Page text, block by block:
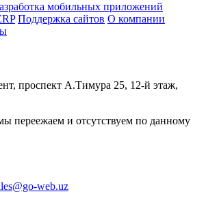
мобильных приложений
Поддержка сайтов О компании
проспект А.Тимура 25, 12-й этаж,
переежаем и отсутствуем по данному
web.uz